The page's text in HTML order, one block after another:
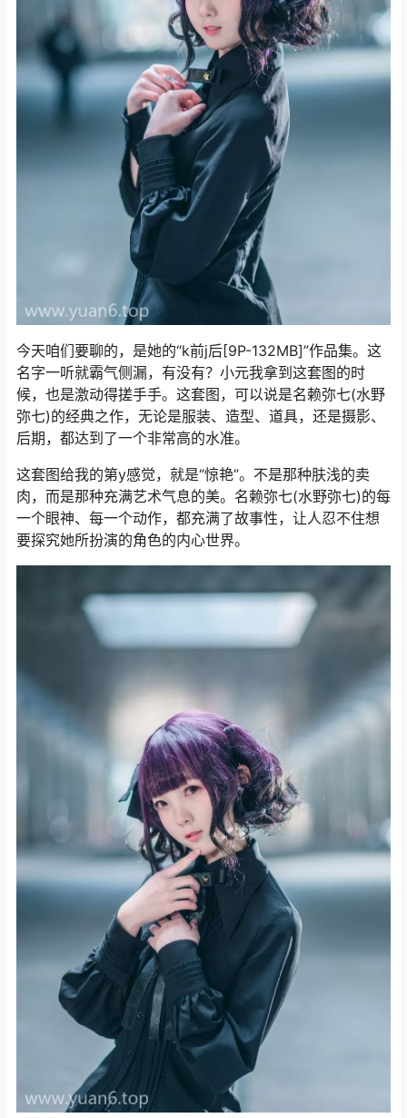
今天咱们要聊的，是她的“k前j后[9P-132MB]”作品集。这
名字一听就霸气侧漏，有没有？小元我拿到这套图的时
候，也是激动得搓手手。这套图，可以说是名赖弥七(水野
弥七)的经典之作，无论是服装、造型、道具，还是摄影、
后期，都达到了一个非常高的水准。
这套图给我的第y感觉，就是“惊艳”。不是那种肤浅的卖
肉，而是那种充满艺术气息的美。名赖弥七(水野弥七)的每
一个眼神、每一个动作，都充满了故事性，让人忍不住想
要探究她所扮演的角色的内心世界。